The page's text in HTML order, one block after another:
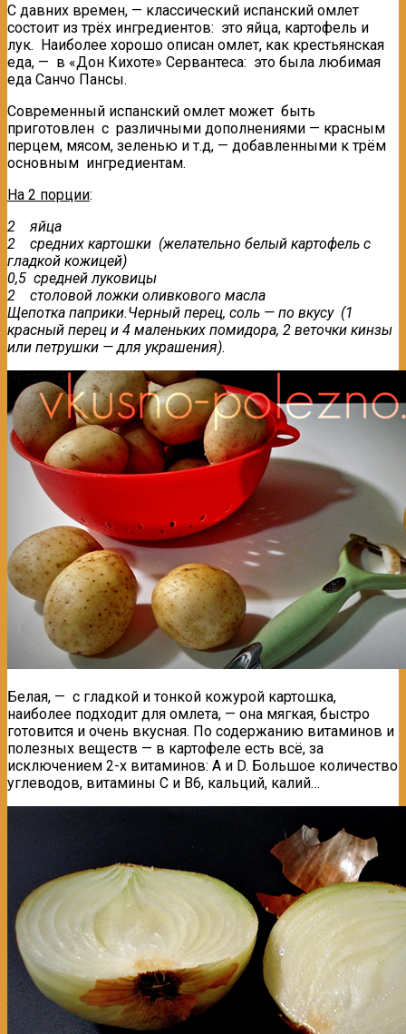
С давних времен, — классический испанский омлет
состоит из трёх ингредиентов: это яйца, картофель и
лук. Наиболее хорошо описан омлет, как крестьянская
еда, — в «Дон Кихоте» Сервантеса: это была любимая
еда Санчо Пансы.
Современный испанский омлет может быть
приготовлен с различными дополнениями — красным
перцем, мясом, зеленью и т.д, — добавленными к трём
основным ингредиентам.
На 2 порции:
2 яйца
2 средних картошки (желательно белый картофель с
гладкой кожицей)
0,5 средней луковицы
2 столовой ложки оливкового масла
Щепотка паприки.Черный перец, соль — по вкусу (1
красный перец и 4 маленьких помидора, 2 веточки кинзы
или петрушки — для украшения).
Белая, — с гладкой и тонкой кожурой картошка,
наиболее подходит для омлета, — она мягкая, быстро
готовится и очень вкусная. По содержанию витаминов и
полезных веществ — в картофеле есть всё, за
исключением 2-х витаминов: А и D. Большое количество
углеводов, витамины С и В6, кальций, калий…